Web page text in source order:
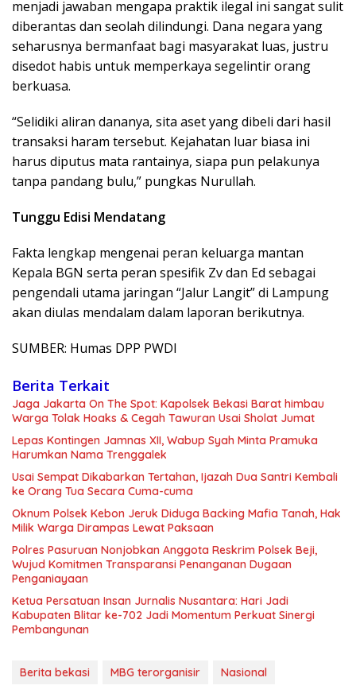
menjadi jawaban mengapa praktik ilegal ini sangat sulit
diberantas dan seolah dilindungi. Dana negara yang
seharusnya bermanfaat bagi masyarakat luas, justru
disedot habis untuk memperkaya segelintir orang
berkuasa.
“Selidiki aliran dananya, sita aset yang dibeli dari hasil
transaksi haram tersebut. Kejahatan luar biasa ini
harus diputus mata rantainya, siapa pun pelakunya
tanpa pandang bulu,” pungkas Nurullah.
Tunggu Edisi Mendatang
Fakta lengkap mengenai peran keluarga mantan
Kepala BGN serta peran spesifik Zv dan Ed sebagai
pengendali utama jaringan “Jalur Langit” di Lampung
akan diulas mendalam dalam laporan berikutnya.
SUMBER: Humas DPP PWDI
Berita Terkait
Jaga Jakarta On The Spot: Kapolsek Bekasi Barat himbau
Warga Tolak Hoaks & Cegah Tawuran Usai Sholat Jumat
Lepas Kontingen Jamnas XII, Wabup Syah Minta Pramuka
Harumkan Nama Trenggalek
Usai Sempat Dikabarkan Tertahan, Ijazah Dua Santri Kembali
ke Orang Tua Secara Cuma-cuma
Oknum Polsek Kebon Jeruk Diduga Backing Mafia Tanah, Hak
Milik Warga Dirampas Lewat Paksaan
Polres Pasuruan Nonjobkan Anggota Reskrim Polsek Beji,
Wujud Komitmen Transparansi Penanganan Dugaan
Penganiayaan
Ketua Persatuan Insan Jurnalis Nusantara: Hari Jadi
Kabupaten Blitar ke-702 Jadi Momentum Perkuat Sinergi
Pembangunan
Berita bekasi MBG terorganisir Nasional